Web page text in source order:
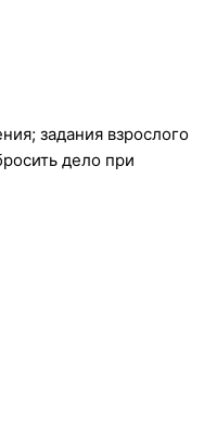
задания взрослого
дело при